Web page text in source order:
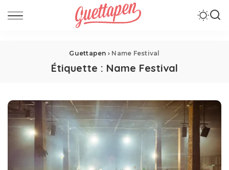
Guettapen › Name Festival
Étiquette : Name Festival